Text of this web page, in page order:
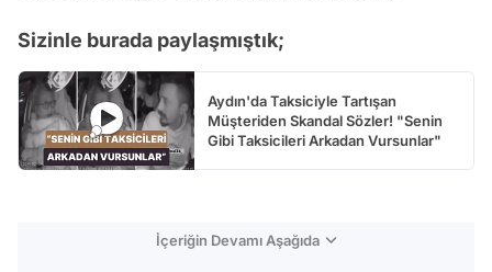
Sizinle burada paylaşmıştık;
Aydın'da Taksiciyle Tartışan
Müşteriden Skandal Sözler! "Senin
Gibi Taksicileri Arkadan Vursunlar"
İçeriğin Devamı Aşağıda